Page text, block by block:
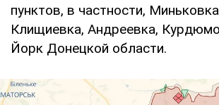
пунктов, в частности,
Клищиевка, Андреевка,
Йорк Донецкой области.